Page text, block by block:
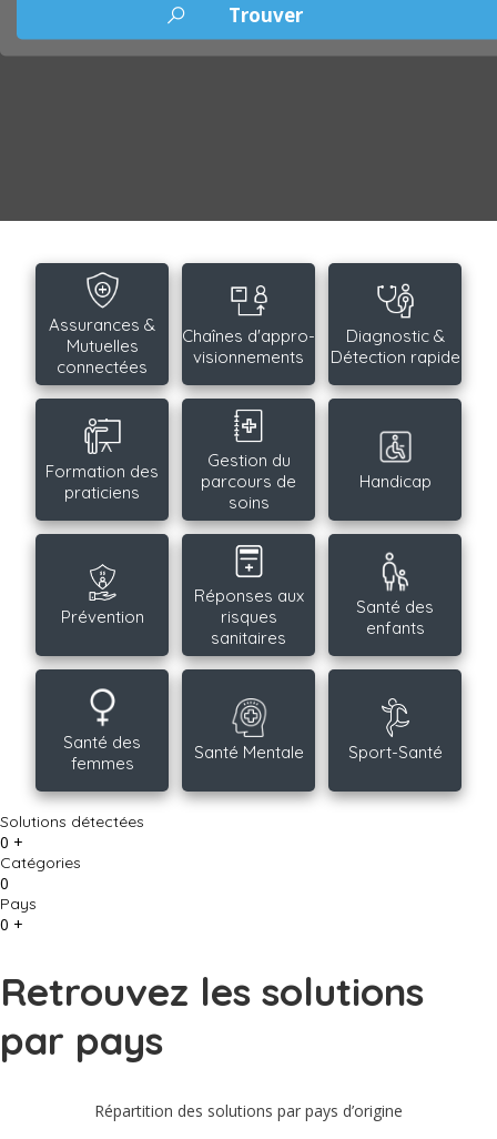
Assurances &
Mutuelles
connectées
Chaînes d'appro-
visionnements
Diagnostic &
Détection rapide
Formation des
praticiens
Gestion du
parcours de
soins
Handicap
Prévention
Réponses aux
risques
sanitaires
Santé des
enfants
Santé des
femmes
Santé Mentale Sport-Santé
Solutions détectées
0 +
Catégories
0
Pays
0 +
Retrouvez les solutions
par pays
Répartition des solutions par pays d’origine